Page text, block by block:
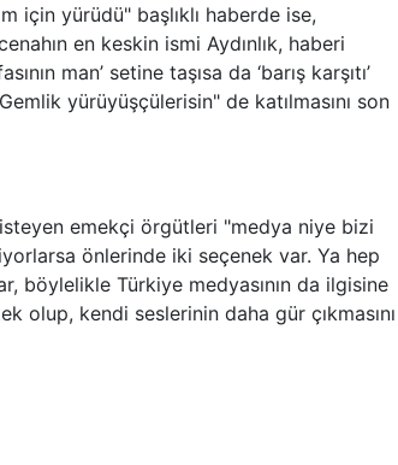
için yürüdü" başlıklı haberde ise,
en keskin ismi Aydınlık, haberi
man’ setine taşısa da ‘barış karşıtı’
yürüyüşçülerisin" de katılmasını son
emekçi örgütleri "medya niye bizi
önlerinde iki seçenek var. Ya hep
böylelikle Türkiye medyasının da ilgisine
olup, kendi seslerinin daha gür çıkmasını